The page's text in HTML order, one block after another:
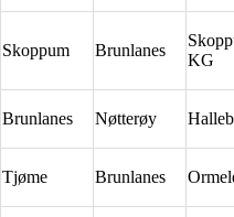
Skoppum Brunlanes
KG
Brunlanes Nøtterøy
Tjøme Brunlanes